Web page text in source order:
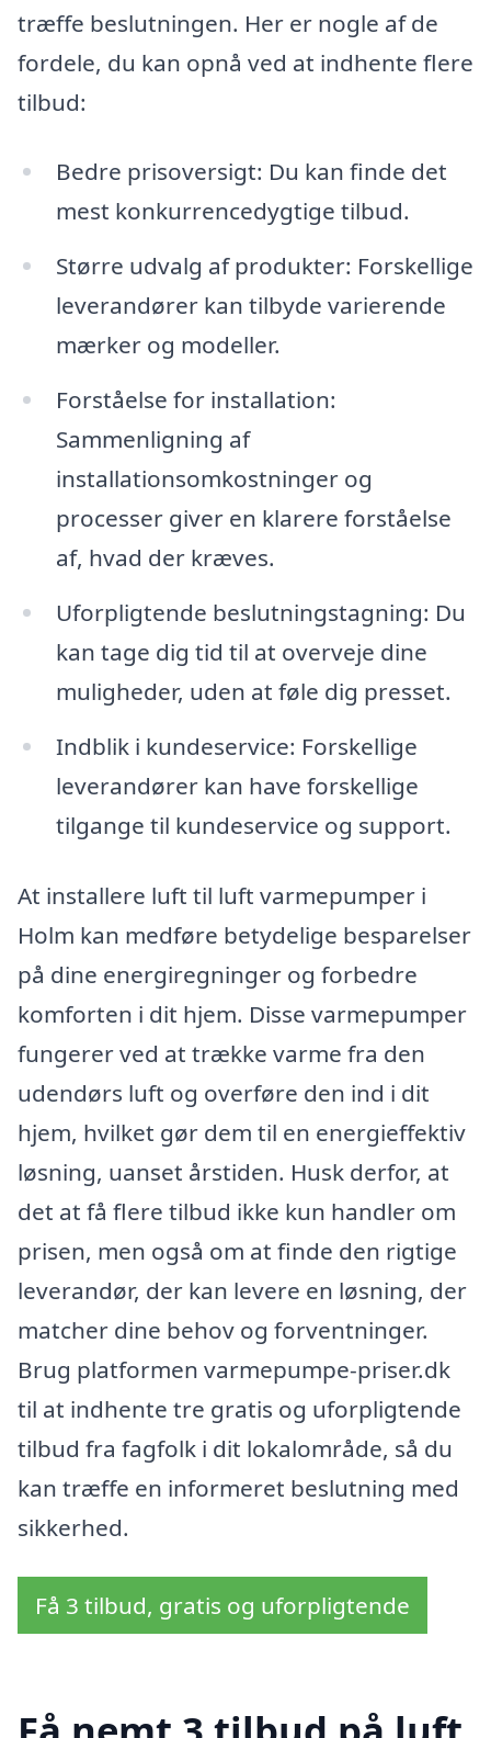
træffe beslutningen. Her er nogle af de
fordele, du kan opnå ved at indhente flere
tilbud:
Bedre prisoversigt: Du kan finde det
mest konkurrencedygtige tilbud.
Større udvalg af produkter: Forskellige
leverandører kan tilbyde varierende
mærker og modeller.
Forståelse for installation:
Sammenligning af
installationsomkostninger og
processer giver en klarere forståelse
af, hvad der kræves.
Uforpligtende beslutningstagning: Du
kan tage dig tid til at overveje dine
muligheder, uden at føle dig presset.
Indblik i kundeservice: Forskellige
leverandører kan have forskellige
tilgange til kundeservice og support.
At installere luft til luft varmepumper i
Holm kan medføre betydelige besparelser
på dine energiregninger og forbedre
komforten i dit hjem. Disse varmepumper
fungerer ved at trække varme fra den
udendørs luft og overføre den ind i dit
hjem, hvilket gør dem til en energieffektiv
løsning, uanset årstiden. Husk derfor, at
det at få flere tilbud ikke kun handler om
prisen, men også om at finde den rigtige
leverandør, der kan levere en løsning, der
matcher dine behov og forventninger.
Brug platformen varmepumpe-priser.dk
til at indhente tre gratis og uforpligtende
tilbud fra fagfolk i dit lokalområde, så du
kan træffe en informeret beslutning med
sikkerhed.
Få 3 tilbud, gratis og uforpligtende